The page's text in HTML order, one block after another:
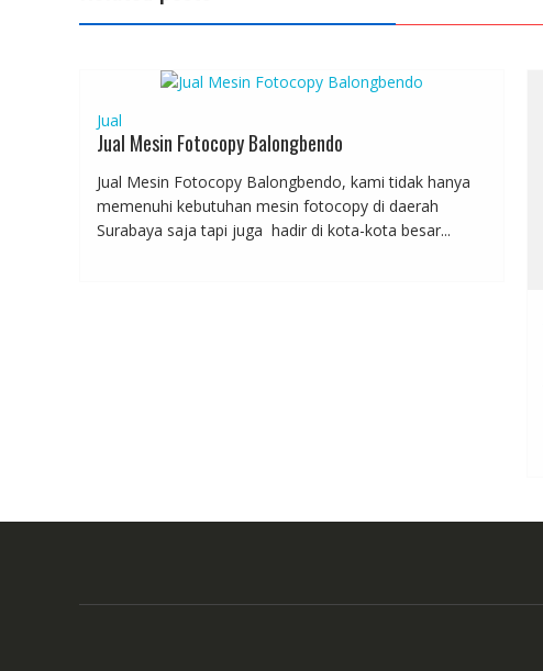
Jual
Jual Mesin Fotocopy Balongbendo
Jual Mesin Fotocopy Balongbendo, kami tidak hanya
memenuhi kebutuhan mesin fotocopy di daerah
Surabaya saja tapi juga hadir di kota-kota besar...